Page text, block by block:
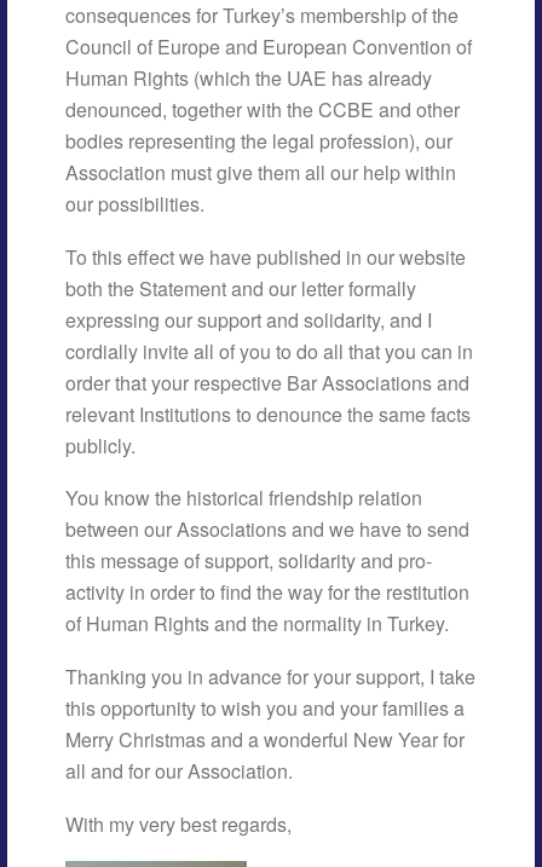
consequences for Turkey’s membership of the
Council of Europe and European Convention of
Human Rights (which the UAE has already
denounced, together with the CCBE and other
bodies representing the legal profession), our
Association must give them all our help within
our possibilities.
To this effect we have published in our website
both the Statement and our letter formally
expressing our support and solidarity, and I
cordially invite all of you to do all that you can in
order that your respective Bar Associations and
relevant Institutions to denounce the same facts
publicly.
You know the historical friendship relation
between our Associations and we have to send
this message of support, solidarity and pro-
activity in order to find the way for the restitution
of Human Rights and the normality in Turkey.
Thanking you in advance for your support, I take
this opportunity to wish you and your families a
Merry Christmas and a wonderful New Year for
all and for our Association.
With my very best regards,